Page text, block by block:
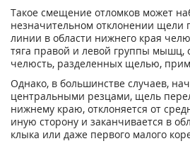
Такое смещение отломков может
незначительном отклонении щели
линии в области нижнего края
тяга правой и левой группы
челюсть, разделенных щелью,
Однако, в большинстве случаев,
центральными резцами, щель
нижнему краю, отклоняется от
иную сторону и заканчивается в
клыка или даже первого малого